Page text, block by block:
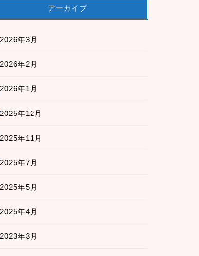
アーカイブ
2026年3月
2026年2月
2026年1月
2025年12月
2025年11月
2025年7月
2025年5月
2025年4月
2023年3月